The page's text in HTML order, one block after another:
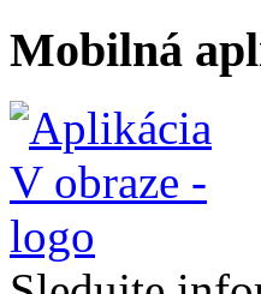
Mobilná